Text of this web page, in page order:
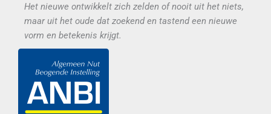
Het nieuwe ontwikkelt zich zelden of nooit uit het niets,
maar uit het oude dat zoekend en tastend een nieuwe
vorm en betekenis krijgt.